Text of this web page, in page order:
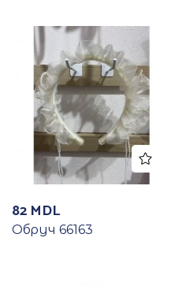
82 MDL
Обруч 66163